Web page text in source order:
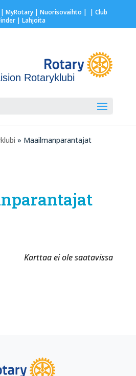
MyRotary | Nuorisovaihto | | Club
| Lahjoita
Rotaryklubi
» Maailmanparantajat
Karttaa ei ole saatavissa